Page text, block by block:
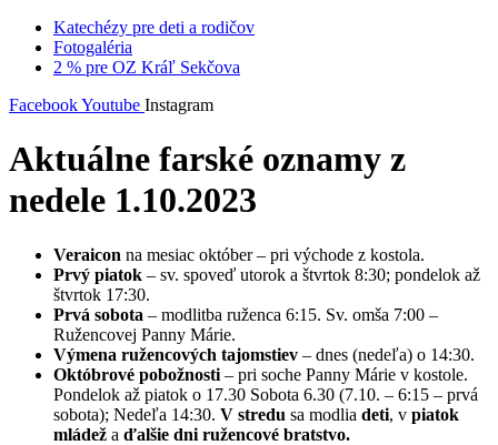
Katechézy pre deti a rodičov
Fotogaléria
2 % pre OZ Kráľ Sekčova
FacebookYoutube Instagram
Aktuálne farské oznamy z
nedele 1.10.2023
Veraicon na mesiac október – pri východe z kostola.
Prvý piatok – sv. spoveď utorok a štvrtok 8:30; pondelok až
štvrtok 17:30.
Prvá sobota – modlitba ruženca 6:15. Sv. omša 7:00 –
Ružencovej Panny Márie.
Výmena ružencových tajomstiev – dnes (nedeľa) o 14:30.
Októbrové pobožnosti – pri soche Panny Márie v kostole.
Pondelok až piatok o 17.30 Sobota 6.30 (7.10. – 6:15 – prvá
sobota); Nedeľa 14:30. V stredu sa modlia deti, v piatok
mládež a ďalšie dni ružencové bratstvo.